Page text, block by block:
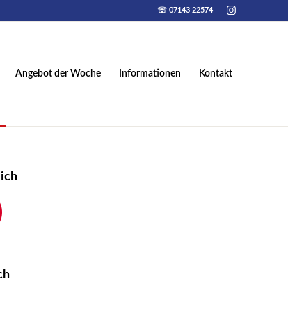
☏ 07143 22574
Angebot der Woche Informationen Kontakt